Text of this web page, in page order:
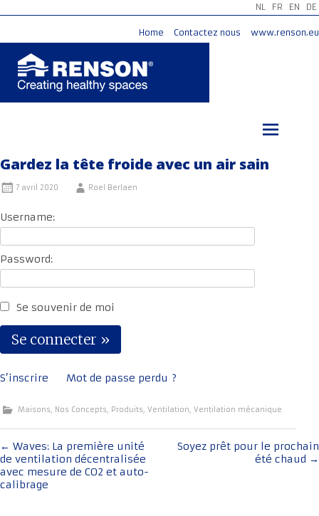
NL FR EN DE
Home Contactez nous www.renson.eu
Gardez la tête froide avec un air sain
7 avril 2020 Roel Berlaen
Username:
Password:
Se souvenir de moi
S’inscrire Mot de passe perdu ?
Maisons, Nos Concepts, Produits, Ventilation, Ventilation mécanique
Navigation
de
l'article
← Waves: La première unité
de ventilation décentralisée
avec mesure de CO2 et auto-
calibrage
Soyez prêt pour le prochain
été chaud →